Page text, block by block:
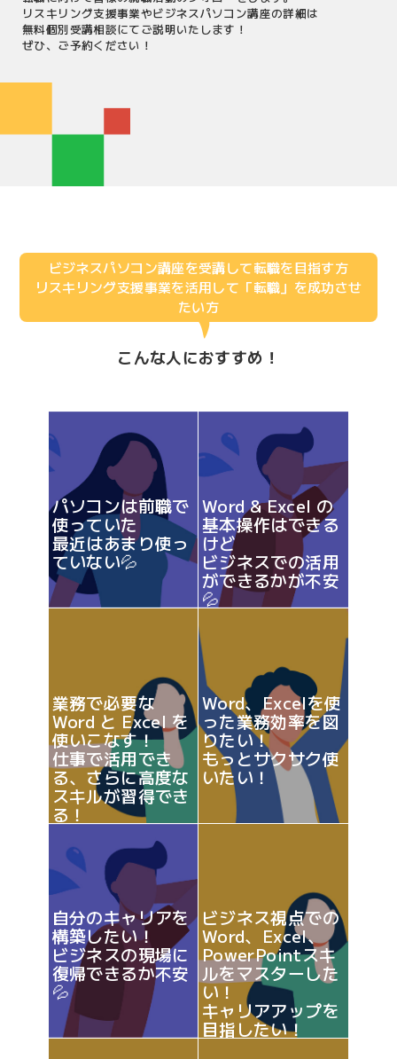
リスキリング支援事業やビジネスパソコン講座の詳細は
無料個別受講相談にてご説明いたします！
ぜひ、ご予約ください！
ビジネスパソコン講座を受講して転職を目指す方
リスキリング支援事業を活用して「転職」を成功させ
たい方
こんな人におすすめ！
パソコンは前職で
使っていた
最近はあまり使っ
ていない💦
Word & Excel の
基本操作はできる
けど
ビジネスでの活用
ができるかが不安
💦
業務で必要な
Word と Excel を
使いこなす！
仕事で活用でき
る、さらに高度な
スキルが習得でき
る！
Word、Excelを使
った業務効率を図
りたい！
もっとサクサク使
いたい！
自分のキャリアを
構築したい！
ビジネスの現場に
復帰できるか不安
💦
ビジネス視点での
Word、Excel、
PowerPointスキ
ルをマスターした
い！
キャリアアップを
目指したい！